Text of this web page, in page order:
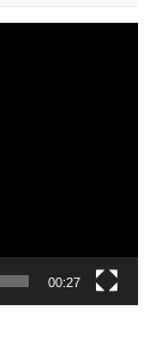
00:27